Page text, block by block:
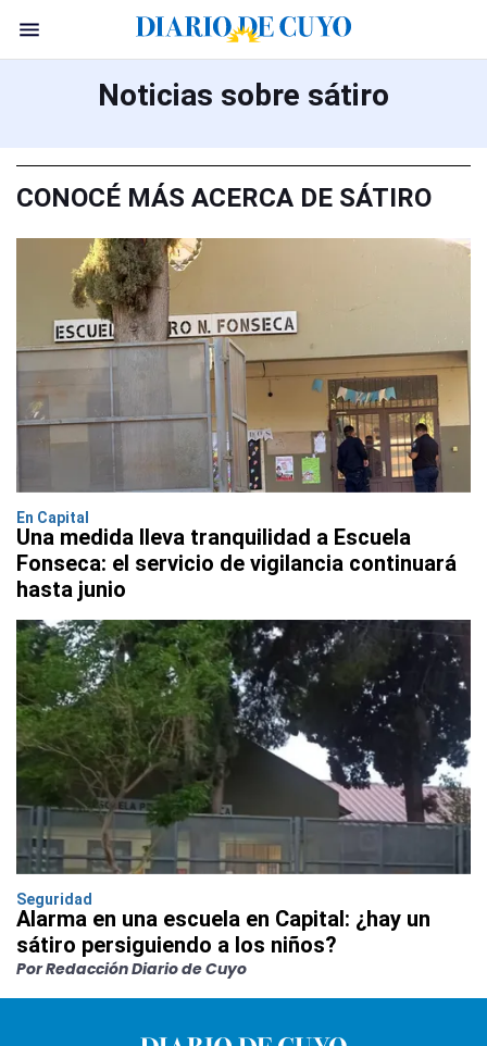
Noticias sobre sátiro
CONOCÉ MÁS ACERCA DE SÁTIRO
En Capital
Una medida lleva tranquilidad a Escuela
Fonseca: el servicio de vigilancia continuará
hasta junio
Seguridad
Alarma en una escuela en Capital: ¿hay un
sátiro persiguiendo a los niños?
Por Redacción Diario de Cuyo